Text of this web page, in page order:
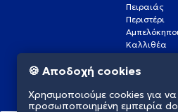
Πειραιάς
Περιστέρι
Αμπελόκηποι
Καλλιθέα
Πάτρα
Γλυφάδα
Νέα Σμύρνη
🍪 Αποδοχή cookies
Χρησιμοποιούμε cookies για
προσωποποιημένη εμπειρία